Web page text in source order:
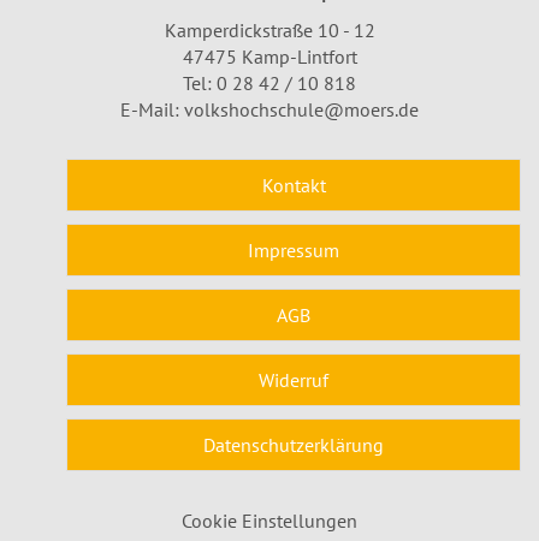
Kamperdickstraße 10 - 12
47475 Kamp-Lintfort
Tel: 0 28 42 / 10 818
E-Mail: volkshochschule@moers.de
Kontakt
Impressum
AGB
Widerruf
Datenschutzerklärung
Cookie Einstellungen